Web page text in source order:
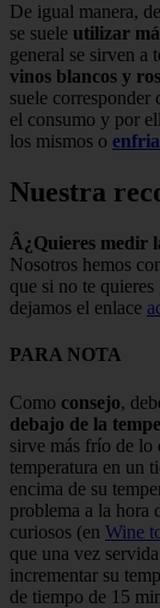
De igual manera,
se suele utilizar
general se sirven a
vinos blancos y
suele corresponder
el consumo y por
los mismos o
Nuestra
Â¿Quieres medir
Nosotros hemos
que si no te
dejamos el enlace
PARA NOTA
Como consejo,
debajo de la
sirve más frío de lo
temperatura en un
encima de su
problema a la hora
curiosos (en Wine
que una vez
incrementar su
de tiempo de 15